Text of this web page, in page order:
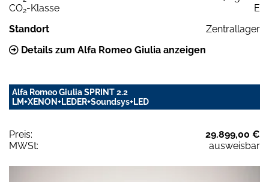
CO2-Klasse
E
Standort
Zentrallager
Details zum Alfa Romeo Giulia anzeigen
Alfa Romeo Giulia SPRINT 2.2
LM+XENON+LEDER+Soundsys+LED
Preis:
29.899,00 €
MWSt:
ausweisbar